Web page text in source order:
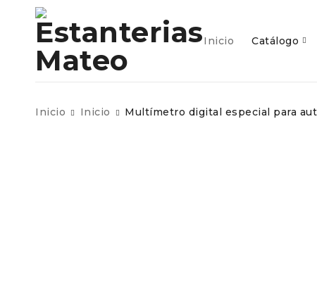
Inicio Catálogo
Inicio Inicio Multímetro digital especial para